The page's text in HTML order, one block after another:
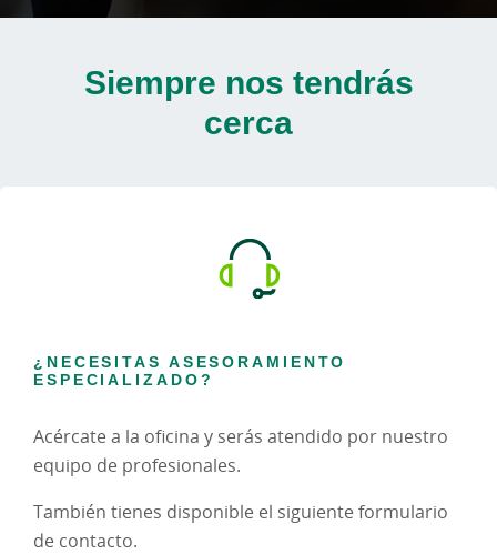
Siempre nos tendrás
cerca
¿NECESITAS ASESORAMIENTO
ESPECIALIZADO?
Acércate a la oficina y serás atendido por nuestro
equipo de profesionales.
También tienes disponible el siguiente formulario
de contacto.